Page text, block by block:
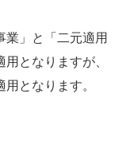
業」と「二元適用
となりますが、
となります。